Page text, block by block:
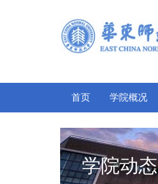
首页 学院概况
学院动态